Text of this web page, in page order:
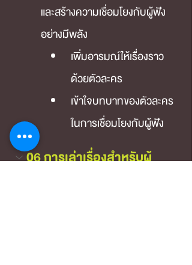
และสร้างความเชื่อมโยงกับผู้ฟัง
อย่างมีพลัง
เพิ่มอารมณ์ให้เรื่องราว
ด้วยตัวละคร
เข้าใจบทบาทของตัวละคร
ในการเชื่อมโยงกับผู้ฟัง
06 การเล่าเรื่องสำหรับผู้